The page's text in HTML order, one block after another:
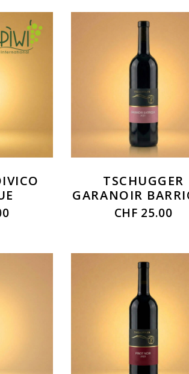
TSCHUGGER
GARANOIR
CHF 25.00